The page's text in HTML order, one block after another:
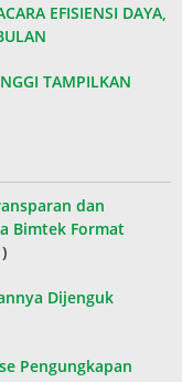
EFISIENSI DAYA,
TAMPILKAN
dan
Bimtek Format
Dijenguk
Pengungkapan